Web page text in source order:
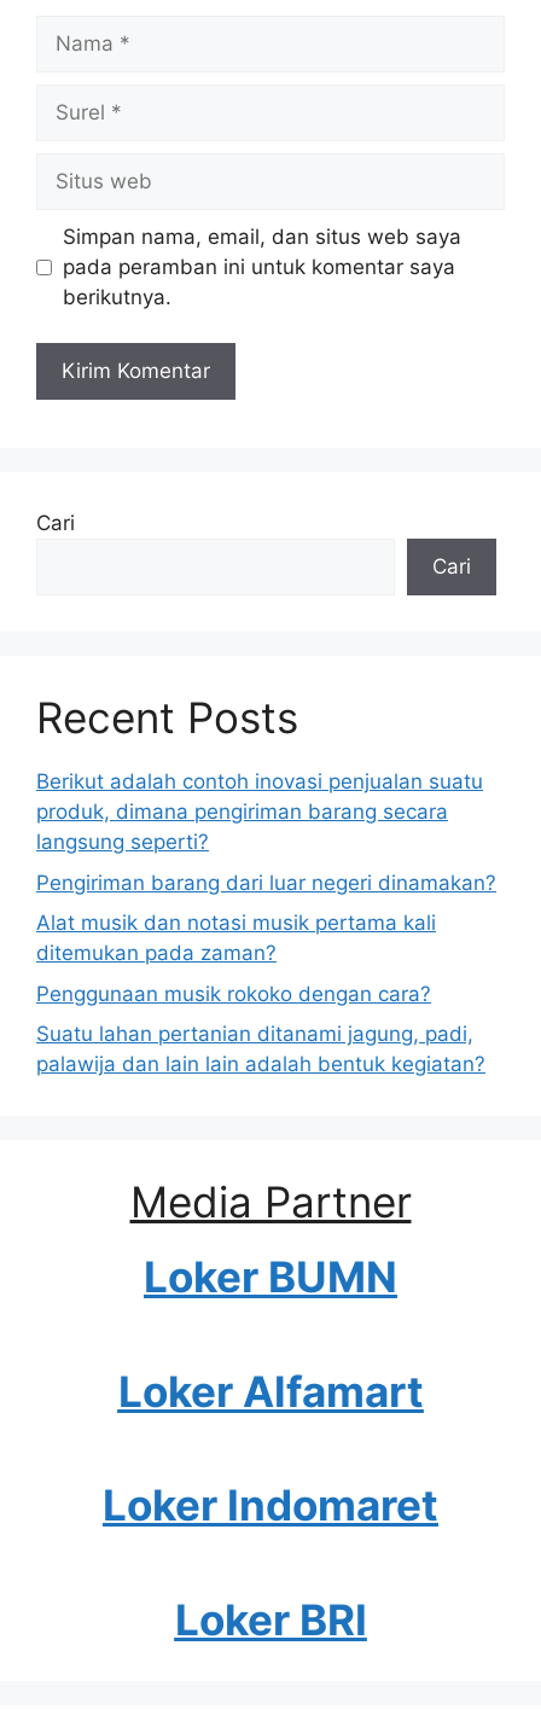
web
Simpan nama, email, dan situs web saya
pada peramban ini untuk komentar saya
berikutnya.
Cari
Cari
Recent Posts
Berikut adalah contoh inovasi penjualan suatu
produk, dimana pengiriman barang secara
langsung seperti?
Pengiriman barang dari luar negeri dinamakan?
Alat musik dan notasi musik pertama kali
ditemukan pada zaman?
Penggunaan musik rokoko dengan cara?
Suatu lahan pertanian ditanami jagung, padi,
palawija dan lain lain adalah bentuk kegiatan?
Media Partner
Loker BUMN
Loker Alfamart
Loker Indomaret
Loker BRI